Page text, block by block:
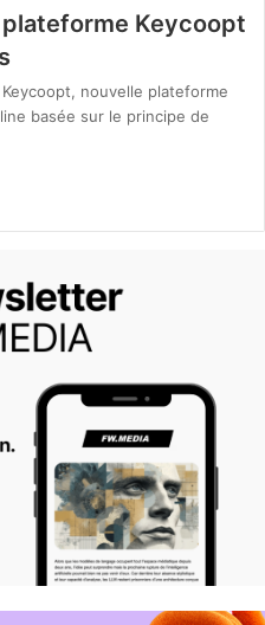
Keycoopt
nouvelle plateforme
basée sur le principe de